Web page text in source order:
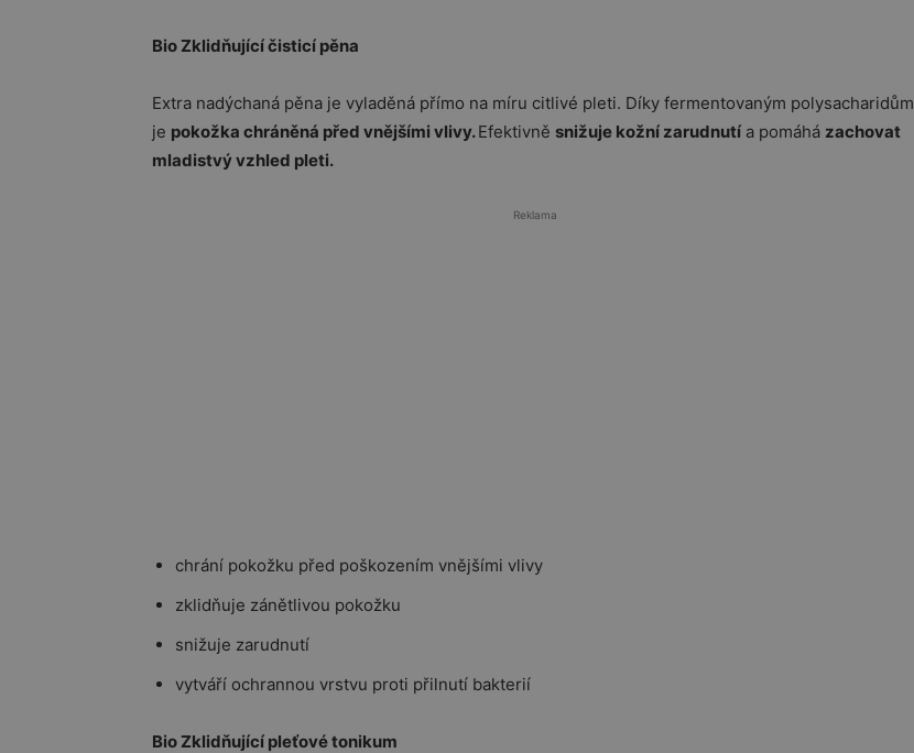
Bio Zklidňující čisticí pěna
Extra nadýchaná pěna je vyladěná přímo na míru citlivé pleti. Díky fermentovaným polysacharidům
je pokožka chráněná před vnějšími vlivy.Efektivně snižuje kožní zarudnutí a pomáhá zachovat
mladistvý vzhled pleti.
Reklama
chrání pokožku před poškozením vnějšími vlivy
zklidňuje zánětlivou pokožku
snižuje zarudnutí
vytváří ochrannou vrstvu proti přilnutí bakterií
Bio Zklidňující pleťové tonikum